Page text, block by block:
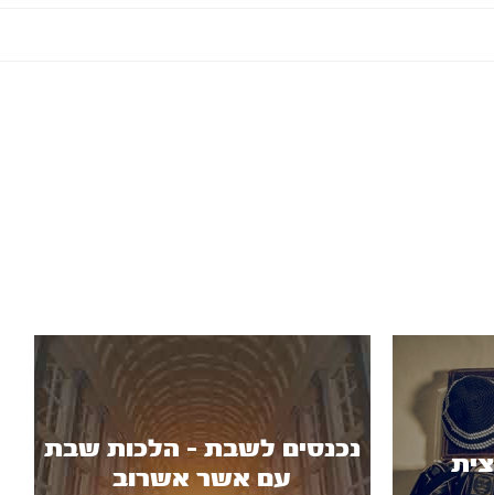
נכנסים לשבת - הלכות שבת
עם אשר אשרוב